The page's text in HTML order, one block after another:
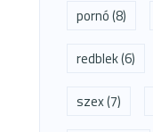
pornó(8)
redblek(6)
szex(7)